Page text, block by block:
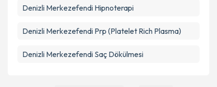
Denizli Merkezefendi Hipnoterapi
Denizli Merkezefendi Prp (Platelet Rich Plasma)
Denizli Merkezefendi Saç Dökülmesi